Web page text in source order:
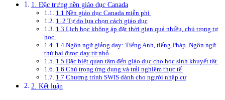
1. Đặc trưng nền giáo dục Canada
1.1 Nền giáo dục Canada miễn phí
1. 2 Tự do lựa chọn cách giáo dục
1.3 Lịch học không áp đặt thời gian quá nhiều, chú trọng tự
học
1.4 Ngôn ngữ giảng dạy: Tiếng Anh, tiếng Pháp. Ngôn ngữ
thứ hai được dạy từ nhỏ
1.5 Đặc biệt quan tâm đến giáo dục cho học sinh khuyết tật
1.6 Chú trọng ứng dụng và trải nghiệm thực tế
1.7 Chương trình SWIS dành cho người nhập cư
2. Kết luận